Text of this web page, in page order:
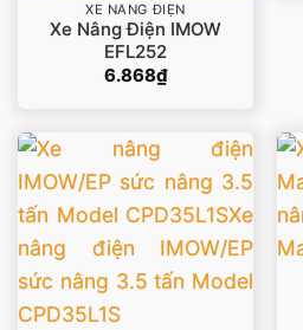
XE NÂNG ĐIỆN
Xe Nâng Điện IMOW
EFL252
6.868₫